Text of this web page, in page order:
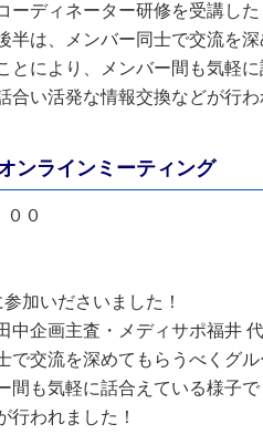
ーディネーター研修を受講し
は、メンバー同士で交流を
により、メンバー間も気軽
い活発な情報交換などが行わ
ンラインミーティング
００
加いださいました！
中企画主査・メディサポ福井
交流を深めてもらうべくグ
間も気軽に話合えている様子
行われました！